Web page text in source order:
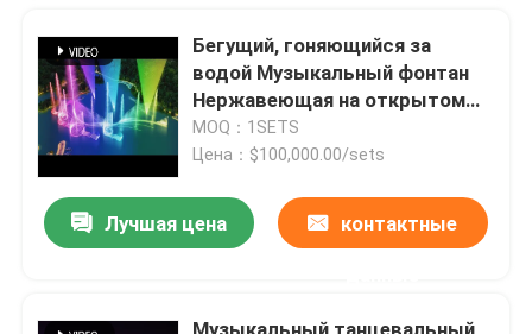
Бегущий, гоняющийся за
водой Музыкальный фонтан
Нержавеющая на открытом
воздухе
MOQ：1SETS
Цена：$100,000.00/sets
Лучшая цена контактные
Музыкальный танцевальный